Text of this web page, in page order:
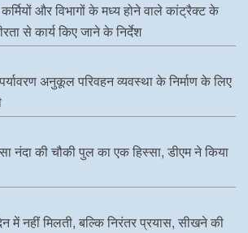
और विभागों के मध्य होने वाले कांट्रैक्ट के
से कार्य किए जाने के निर्देश
अनुकूल परिवहन व्यवस्था के निर्माण के लिए
नंदा की चौकी पुल का एक हिस्सा, डीएम ने किया
में नहीं मिलती, बल्कि निरंतर प्रयास, सीखने की